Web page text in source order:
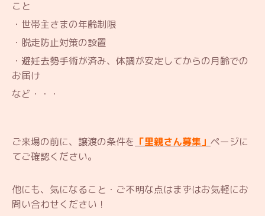
こと
・世帯主さまの年齢制限
・脱走防止対策の設置
・避妊去勢手術が済み、体調が安定してからの月齢での
お届け
など・・・
ご来場の前に、譲渡の条件を 「里親さん募集」 ページに
てご確認ください。
他にも、気になること・ご不明な点はまずはお気軽にお
問い合わせください！